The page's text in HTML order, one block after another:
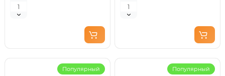
Популярный Популярный